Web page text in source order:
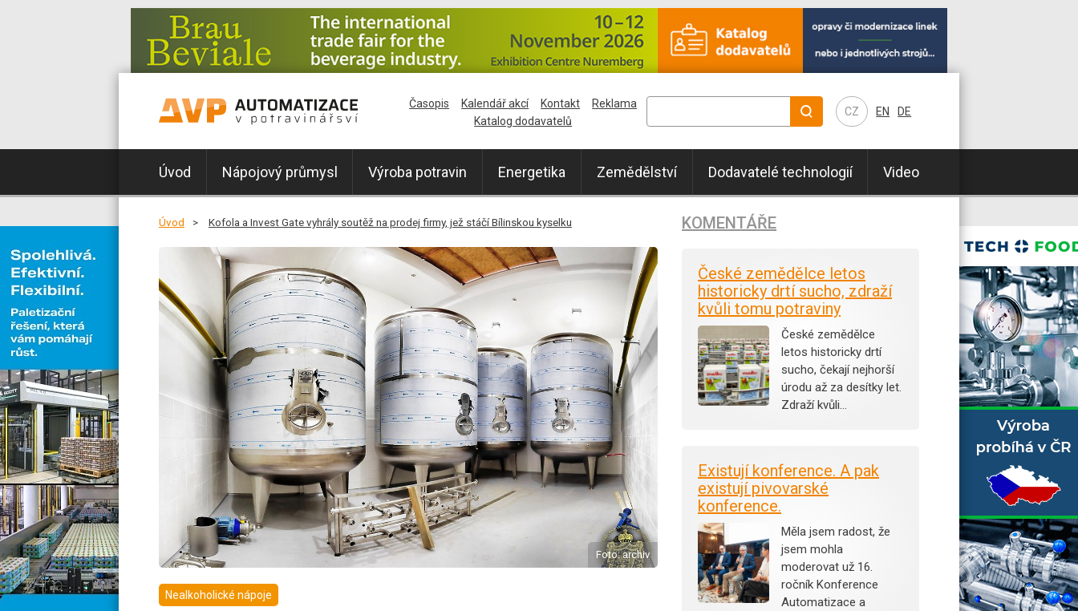
CZ EN DE
Úvod Nápojový průmysl Výroba potravin Energetika Zemědělství Dodavatelé technologií Video
Časopis Kalendář akcí Kontakt
Reklama
Katalog dodavatelů
Úvod Kofola a Invest Gate vyhrály soutěž na prodej firmy, jež stáčí Bílinskou kyselku
Foto: archiv
Nealkoholické nápoje
KOMENTÁŘE
České zemědělce letos
historicky drtí sucho, zdraží
kvůli tomu potraviny
České zemědělce
letos historicky drtí
sucho, čekají nejhorší
úrodu až za desítky let.
Zdraží kvůli…
Existují konference. A pak
existují pivovarské
konference.
Měla jsem radost, že
jsem mohla
moderovat už 16.
ročník Konference
Automatizace a